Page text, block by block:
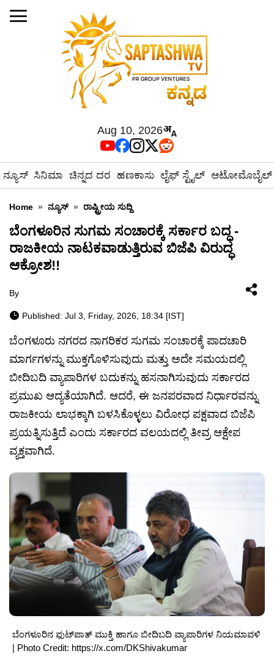
Aug 10, 2026
ನ್ಯೂಸ್ ಸಿನಿಮಾ ಚಿನ್ನದ ದರ ಹಣಕಾಸು ಲೈಫ್ ಸ್ಟೈಲ್ ಆಟೋಮೊಬೈಲ್
Home » ನ್ಯೂಸ್ » ರಾಷ್ಟ್ರೀಯ ಸುದ್ದಿ
ಬೆಂಗಳೂರಿನ ಸುಗಮ ಸಂಚಾರಕ್ಕೆ ಸರ್ಕಾರ ಬದ್ಧ -
ರಾಜಕೀಯ ನಾಟಕವಾಡುತ್ತಿರುವ ಬಿಜೆಪಿ ವಿರುದ್ಧ
ಆಕ್ರೋಶ!!
By
Published: Jul 3, Friday, 2026, 18:34 [IST]
ಬೆಂಗಳೂರು ನಗರದ ನಾಗರಿಕರ ಸುಗಮ ಸಂಚಾರಕ್ಕೆ ಪಾದಚಾರಿ
ಮಾರ್ಗಗಳನ್ನು ಮುಕ್ತಗೊಳಿಸುವುದು ಮತ್ತು ಅದೇ ಸಮಯದಲ್ಲಿ
ಬೀದಿಬದಿ ವ್ಯಾಪಾರಿಗಳ ಬದುಕನ್ನು ಹಸನಾಗಿಸುವುದು ಸರ್ಕಾರದ
ಪ್ರಮುಖ ಆದ್ಯತೆಯಾಗಿದೆ. ಆದರೆ, ಈ ಜನಪರವಾದ ನಿರ್ಧಾರವನ್ನು
ರಾಜಕೀಯ ಲಾಭಕ್ಕಾಗಿ ಬಳಸಿಕೊಳ್ಳಲು ವಿರೋಧ ಪಕ್ಷವಾದ ಬಿಜೆಪಿ
ಪ್ರಯತ್ನಿಸುತ್ತಿದೆ ಎಂದು ಸರ್ಕಾರದ ವಲಯದಲ್ಲಿ ತೀವ್ರ ಆಕ್ಷೇಪ
ವ್ಯಕ್ತವಾಗಿದೆ.
ಬೆಂಗಳೂರಿನ ಫುಟ್‌ಪಾತ್ ಮುಕ್ತಿ ಹಾಗೂ ಬೀದಿಬದಿ ವ್ಯಾಪಾರಿಗಳ ನಿಯಮಾವಳಿ
| Photo Credit: https://x.com/DKShivakumar